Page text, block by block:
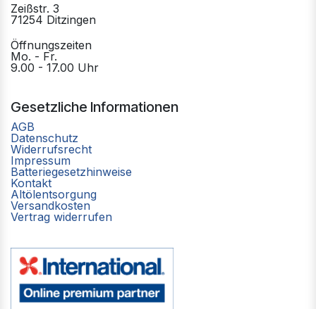
Zeißstr. 3
71254 Ditzingen
Öffnungszeiten
Mo. - Fr.
9.00 - 17.00 Uhr
Gesetzliche Informationen
AGB
Datenschutz
Widerrufsrecht
Impressum
Batteriegesetzhinweise
Kontakt
Altölentsorgung
Versandkosten
Vertrag widerrufen